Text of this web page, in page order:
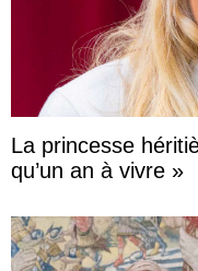
La princesse
qu’un an à vivre »